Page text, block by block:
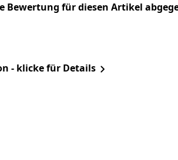
Bewertung für diesen Artikel
- klicke für Details